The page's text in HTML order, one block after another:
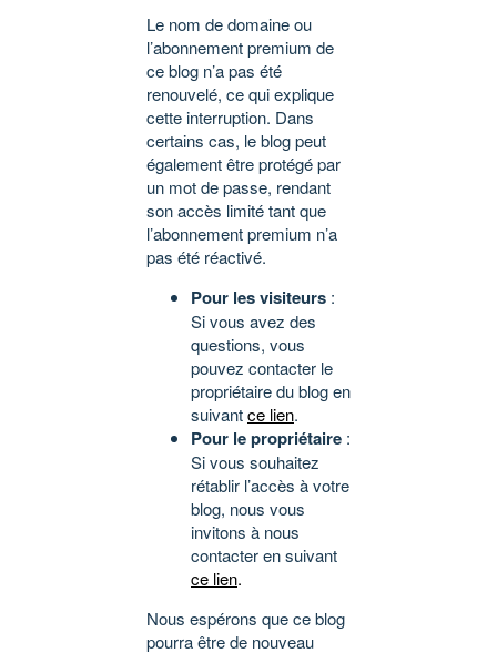
Le nom de domaine ou
l’abonnement premium de
ce blog n’a pas été
renouvelé, ce qui explique
cette interruption. Dans
certains cas, le blog peut
également être protégé par
un mot de passe, rendant
son accès limité tant que
l’abonnement premium n’a
pas été réactivé.
Pour les visiteurs :
Si vous avez des
questions, vous
pouvez contacter le
propriétaire du blog en
suivantce lien.
Pour le propriétaire :
Si vous souhaitez
rétablir l’accès à votre
blog, nous vous
invitons à nous
contacter en suivant
ce lien.
Nous espérons que ce blog
pourra être de nouveau